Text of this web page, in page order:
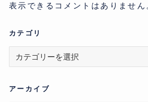
表示できるコメントはありません
カテゴリ
リ
アーカイブ